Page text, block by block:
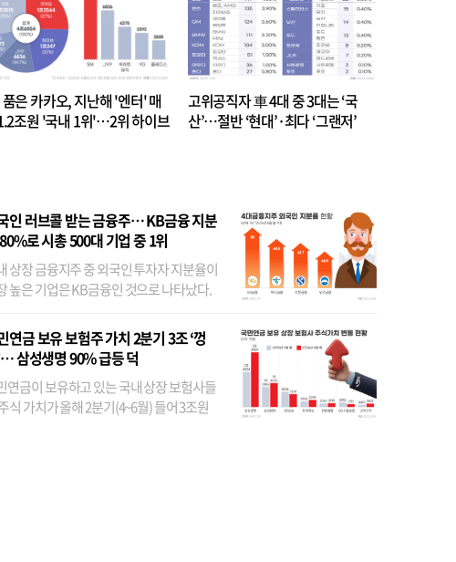
은 카카오, 지난해 '엔터' 매
조원 '국내 1위'…2위 하이브
고위공직자 車 4대 중 3대는 ‘국
산’…절반 ‘현대’·최다 ‘그랜저’
인 러브콜 받는 금융주… KB금융 지분
로 시총 500대 기업 중 1위
상장 금융지주 중 외국인 투자자 지분율이
높은 기업은 KB금융인 것으로 나타났다.
었다. 특히 KB금융은 지난달 말 기준 해외
투자자 지분율이...
연금 보유 보험주 가치 2분기 3조 ‘껑
삼성생명 90% 급등 덕
연금이 보유하고 있는 국내 상장 보험사들
식 가치가 올해 2분기(4~6월) 들어 3조원